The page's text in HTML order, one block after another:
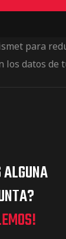
para
los datos de